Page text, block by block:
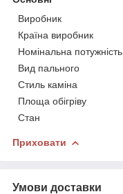
Виробник
Країна виробник
Номінальна потужність
Вид пального
Стиль каміна
Площа обігріву
Стан
Приховати
Умови доставки